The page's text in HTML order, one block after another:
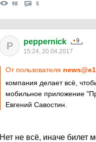
98 5
P peppernick
15:24, 20.04.2017
От пользователя
компания делает всё,
мобильное приложение
Евгений Савостин.
Нет не всё, иначе билет